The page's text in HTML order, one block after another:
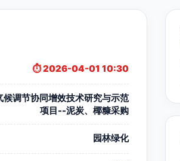
⏱️ 2026-04-01 10:30
调节协同增效技术研究与示范
项目--泥炭、椰糠采购
园林绿化